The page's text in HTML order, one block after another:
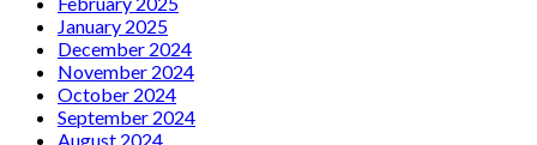
January 2025
December 2024
November 2024
October 2024
September 2024
August 2024